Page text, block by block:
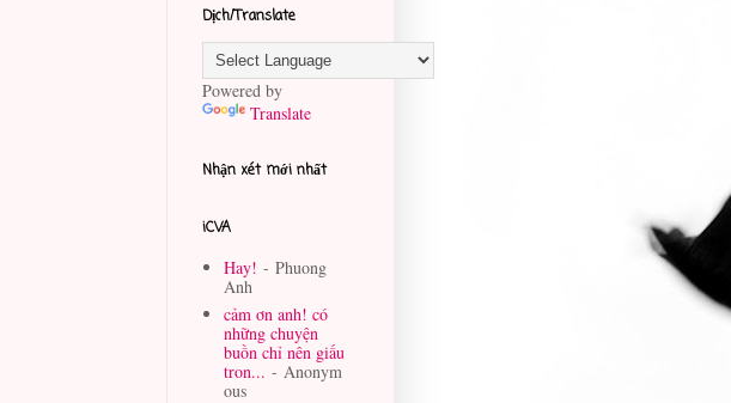
Dịch/Translate
Powered by
Translate
Nhận xét mới nhất
iCVA
Hay! - Phuong
Anh
cảm ơn anh! có
những chuyện
buồn chỉ nên giấu
tron... - Anonym
ous